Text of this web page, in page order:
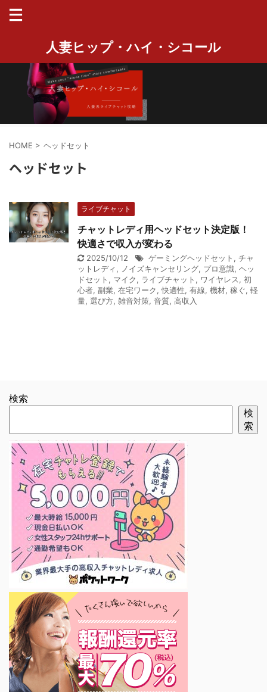
人妻ヒップ・ハイ・シコール
HOME > ヘッドセット
ヘッドセット
ライブチャット
チャットレディ用ヘッドセット決定版！
快適さで収入が変わる
2025/10/12 ゲーミングヘッドセット , チャ
ットレディ, ノイズキャンセリング, プロ意識, ヘッ
ドセット , マイク, ライブチャット , ワイヤレス, 初
心者, 副業, 在宅ワーク, 快適性, 有線, 機材, 稼ぐ, 軽
量, 選び方, 雑音対策, 音質, 高収入
検索
検
索